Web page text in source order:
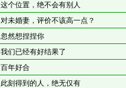
这个位置，绝不会有别人
对未婚妻，评价不该高一点？
忽然想捏捏你
我们已经有好结果了
百年好合
此刻得到的人，绝无仅有